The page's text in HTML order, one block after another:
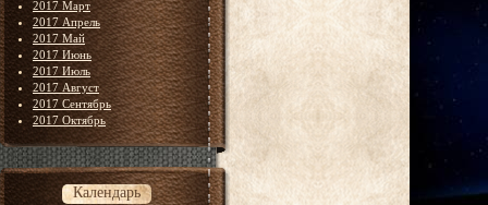
2017 Март
2017 Апрель
2017 Май
2017 Июнь
2017 Июль
2017 Август
2017 Сентябрь
2017 Октябрь
Календарь